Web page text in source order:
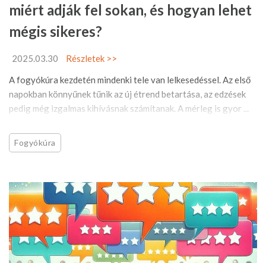
miért adják fel sokan, és hogyan lehet
mégis sikeres?
2025.03.30
Részletek >>
A fogyókúra kezdetén mindenki tele van lelkesedéssel. Az első
napokban könnyűnek tűnik az új étrend betartása, az edzések
pedig még izgalmas kihívásnak számítanak. A mérleg is gyor ...
Fogyókúra